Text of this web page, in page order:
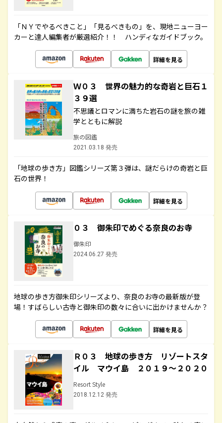
「ＮＹでやるべきこと」「見るべきもの」を、現地ニューヨー
カーと達人編集者が厳選紹介！！ ハンディなガイドブック。
詳細を見る
Ｗ０３ 世界の魅力的な奇岩と巨石１
３９選
不思議とロマンに満ちた岩石の謎を旅の雑
学とともに解説
旅の図鑑
2021.03.18 発売
「地球の歩き方」図鑑シリーズ第３弾は、謎だらけの奇岩と巨
石の世界！
詳細を見る
０３ 御朱印でめぐる奈良のお寺
御朱印
2024.06.27 発売
地球の歩き方御朱印シリーズより、奈良のお寺の最新版が登
場！すばらしい古寺と御朱印の数々に合いに出かけませんか？
詳細を見る
Ｒ０３ 地球の歩き方 リゾートスタ
イル マウイ島 ２０１９～２０２０
Resort Style
2018.12.12 発売